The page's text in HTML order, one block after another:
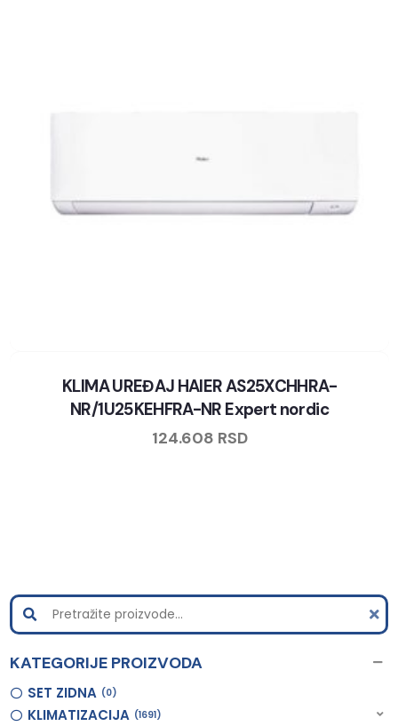
KLIMA UREĐAJ HAIER AS25XCHHRA-
NR/1U25KEHFRA-NR Expert nordic
124.608 RSD
KATEGORIJE PROIZVODA
SET ZIDNA 0
KLIMATIZACIJA 1691